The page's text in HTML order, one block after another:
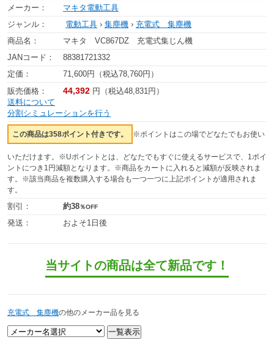
メーカー：
マキタ電動工具
ジャンル：
電動工具 › 集塵機 › 充電式 集塵機
商品名：
マキタ VC867DZ 充電式集じん機
JANコード：
88381721332
定価：
71,600円（税込78,760円）
販売価格：
44,392 円（税込48,831円）
送料について
分割シミュレーションを行う
この商品は358ポイント付きです。 ※ポイントはこの場でどなたでもお使い
いただけます。※Uポイントとは、どなたでもすぐに使えるサービスで、1ポイ
ントにつき1円減額となります。※商品をカートに入れると減額が反映されま
す。※該当商品を複数購入する場合も一つ一つに上記ポイントが適用されま
す。
割引： 約38％OFF
発送： およそ1日後
当サイトの商品は全て新品です！
充電式 集塵機の他のメーカー品を見る